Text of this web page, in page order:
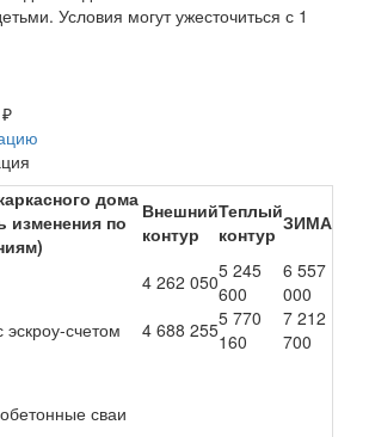
Условия могут ужесточиться с 1
дома
изменения по
Внешний
контур
Теплый
контур ЗИМА
4 262 0505 245
600
6 557
000
эскроу-счетом
4 688 2555 770
160
7 212
700
сваи